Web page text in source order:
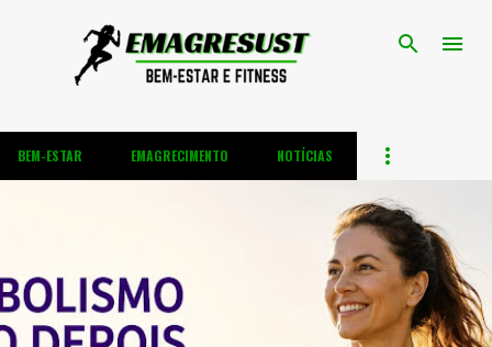
BEM-ESTAR EMAGRECIMENTO NOTÍCIAS
t
a